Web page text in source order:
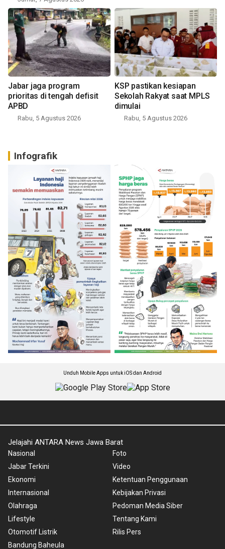
Jabar jaga program
prioritas di tengah defisit
APBD
Rabu, 5 Agustus 2026
KSP pastikan kesiapan
Sekolah Rakyat saat MPLS
dimulai
Rabu, 5 Agustus 2026
Infografik
Unduh Mobile Apps untuk iOS dan Android
Jelajahi ANTARA News Jawa Barat
Nasional
Jabar Terkini
Ekonomi
Internasional
Olahraga
Lifestyle
Otomotif Listrik
Bandung Baheula
Foto
Video
Ketentuan Penggunaan
Kebijakan Privasi
Pedoman Media Siber
Tentang Kami
Rilis Pers